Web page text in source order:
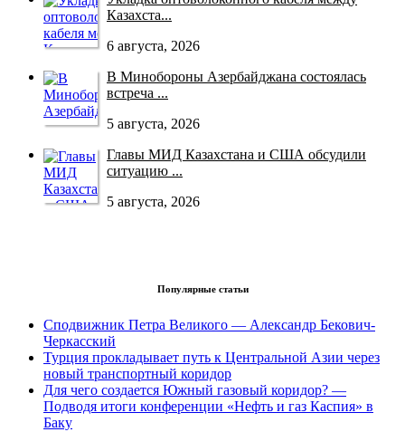
Казахста...
6 августа, 2026
В Минобороны Азербайджана состоялась
встреча ...
5 августа, 2026
Главы МИД Казахстана и США обсудили
ситуацию ...
5 августа, 2026
Популярные статьи
Сподвижник Петра Великого — Александр Бекович-
Черкасский
Турция прокладывает путь к Центральной Азии через
новый транспортный коридор
Для чего создается Южный газовый коридор? —
Подводя итоги конференции «Нефть и газ Каспия» в
Баку